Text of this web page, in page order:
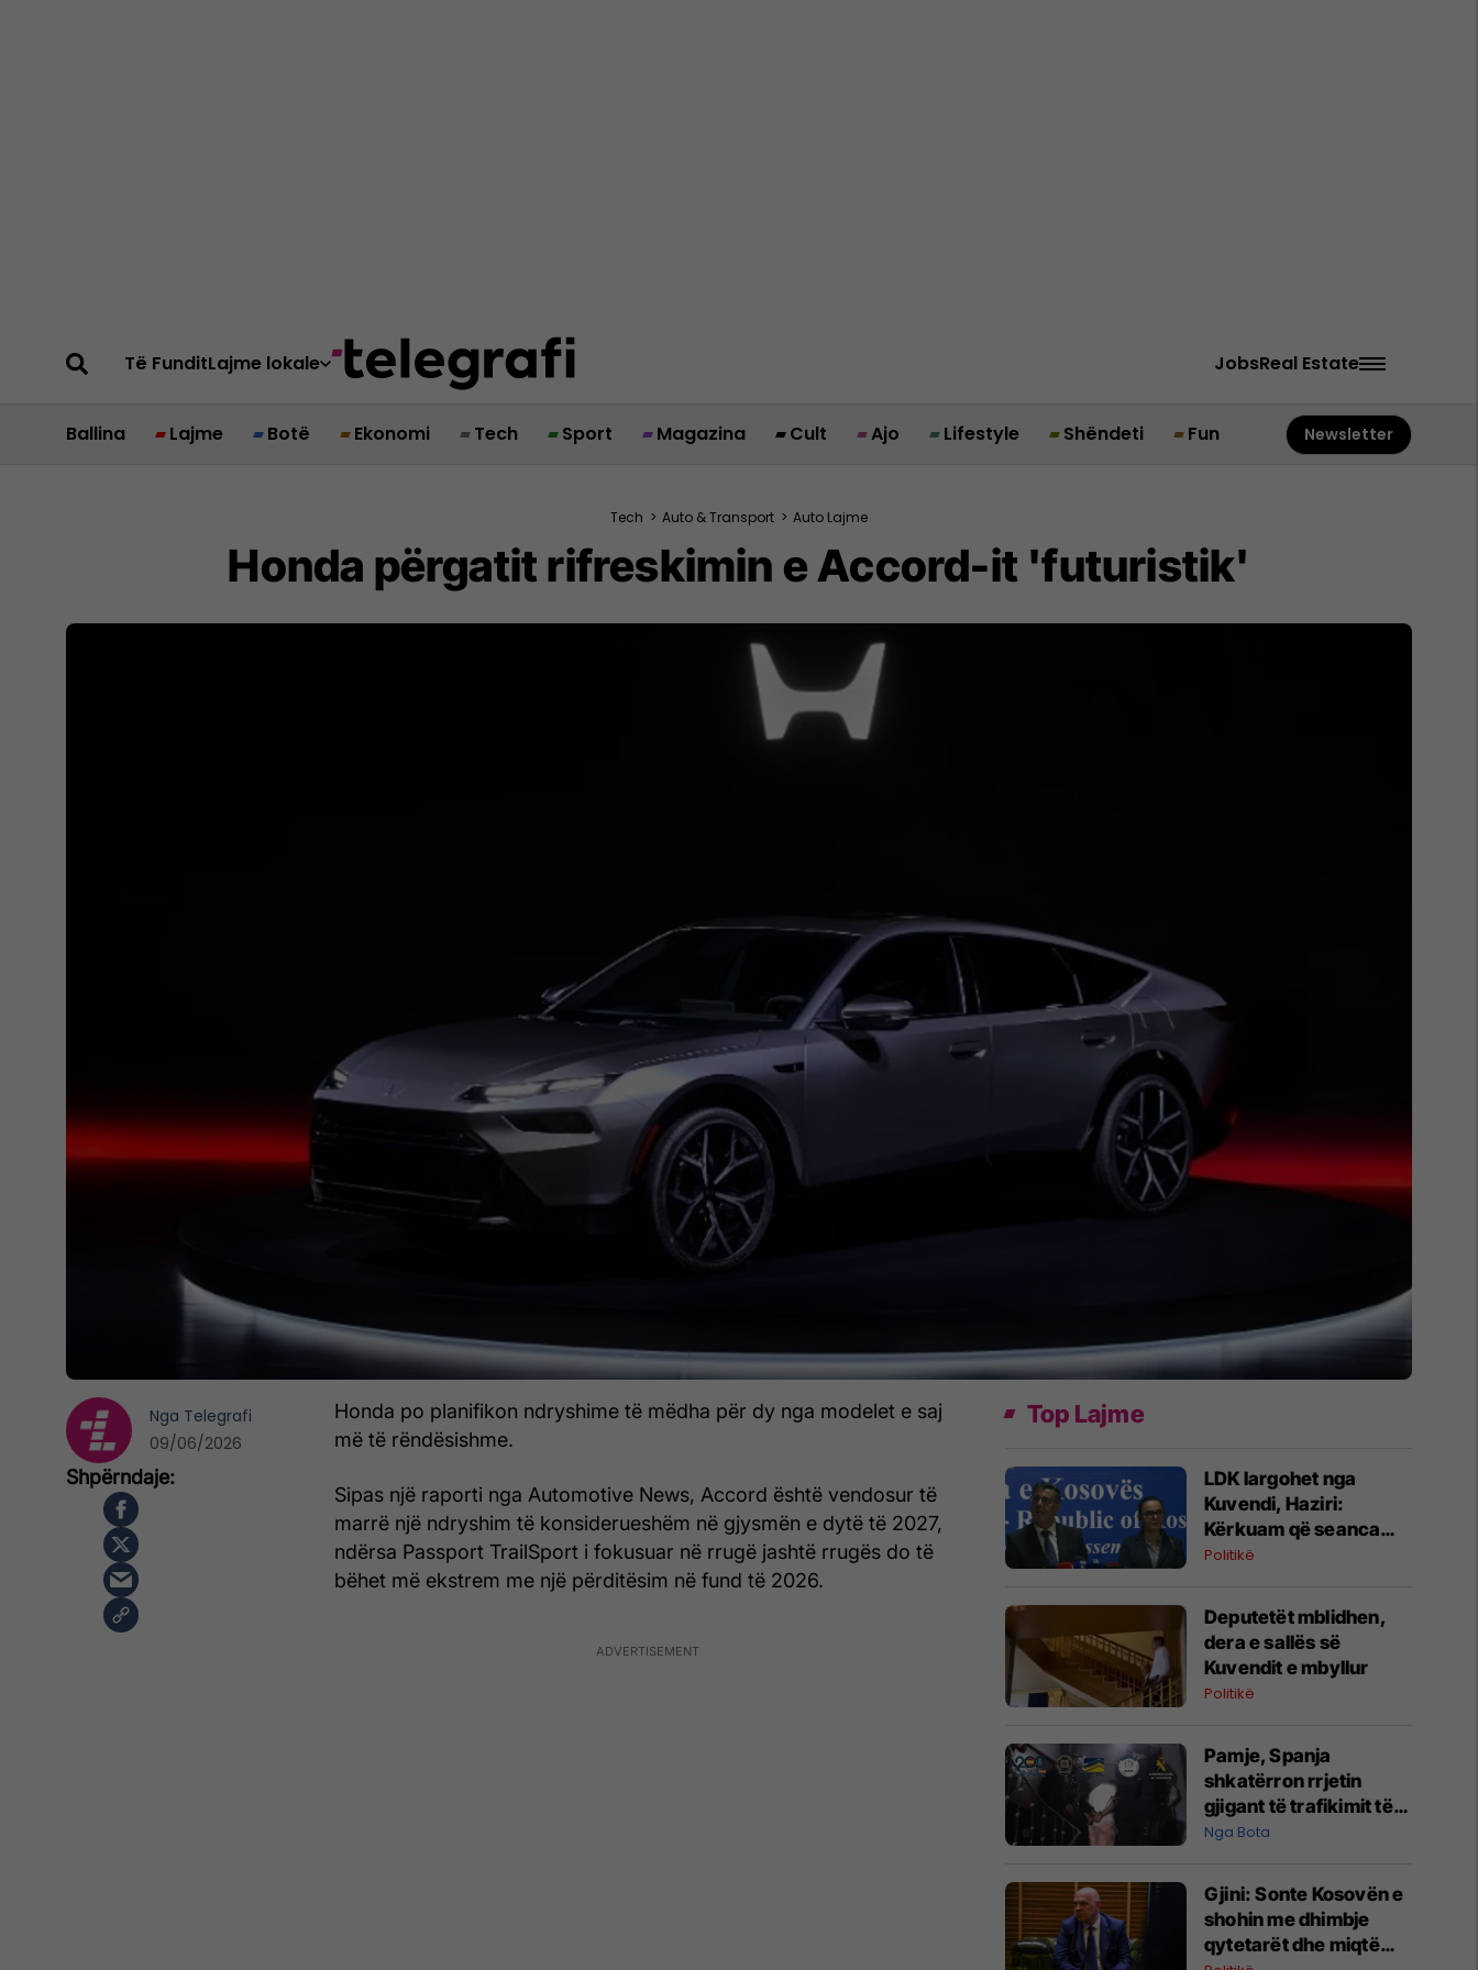
Të FunditLajme lokale JobsReal Estate
Ballina Lajme Botë Ekonomi Tech Sport Magazina Cult Ajo Lifestyle Shëndeti Fun Newsletter
Tech > Auto & Transport > Auto Lajme
Honda përgatit rifreskimin e Accord-it 'futuristik'
Honda po planifikon ndryshime të mëdha për dy nga modelet e saj
më të rëndësishme.
Sipas një raporti nga Automotive News, Accord është vendosur të
marrë një ndryshim të konsiderueshëm në gjysmën e dytë të 2027,
ndërsa Passport TrailSport i fokusuar në rrugë jashtë rrugës do të
bëhet më ekstrem me një përditësim në fund të 2026.
Nga Telegrafi
09/06/2026
Top Lajme
LDK largohet nga
Kuvendi, Haziri:
Kërkuam që seanca
konstituive të mbahet
Politikë
Deputetët mblidhen,
dera e sallës së
Kuvendit e mbyllur
Politikë
Pamje, Spanja
shkatërron rrjetin
gjigant të trafikimit të
emigrantëve dhe
Nga Bota
Gjini: Sonte Kosovën e
shohin me dhimbje
qytetarët dhe miqtë